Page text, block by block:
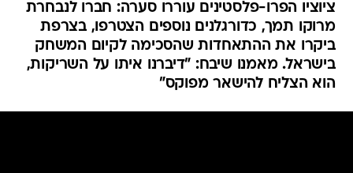
ציוציו הפרו-פלסטינים עוררו סערה: חברו לנבחרת
מרוקו תמך, כדורגלנים נוספים הצטרפו, בצרפת
ביקרו את ההתאחדות שהסכימה לקיום המשחק
בישראל. מאמנו שיבח: "דיברנו איתו על השריקות,
הוא הצליח להישאר מפוקס"